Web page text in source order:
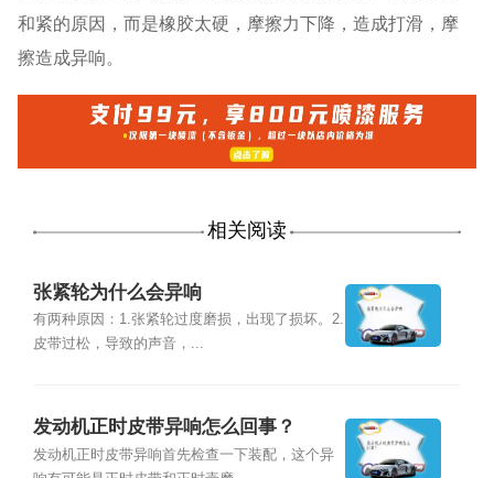
和紧的原因，而是橡胶太硬，摩擦力下降，造成打滑，摩
擦造成异响。
相关阅读
张紧轮为什么会异响
有两种原因：1.张紧轮过度磨损，出现了损坏。2.
皮带过松，导致的声音，...
发动机正时皮带异响怎么回事？
发动机正时皮带异响首先检查一下装配，这个异